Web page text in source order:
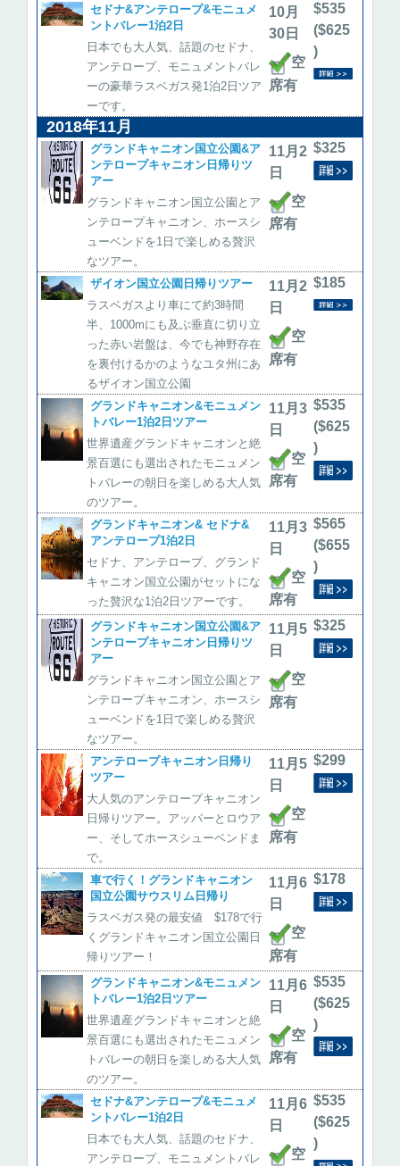
セドナ&アンテロープ&モニュメ
ントバレー1泊2日
日本でも大人気、話題のセドナ、
アンテロープ、モニュメントバレ
ーの豪華ラスベガス発1泊2日ツア
ーです。
10月
30日
空
席有
$535
($625
)
2018年11月
グランドキャニオン国立公園&ア
ンテロープキャニオン日帰りツ
アー
グランドキャニオン国立公園とア
ンテロープキャニオン、ホースシ
ューベンドを1日で楽しめる贅沢
なツアー。
11月2
日
空
席有
$325
ザイオン国立公園日帰りツアー
ラスベガスより車にて約3時間
半、1000mにも及ぶ垂直に切り立
った赤い岩盤は、今でも神野存在
を裏付けるかのようなユタ州にあ
るザイオン国立公園
11月2
日
空
席有
$185
グランドキャニオン&モニュメン
トバレー1泊2日ツアー
世界遺産グランドキャニオンと絶
景百選にも選出されたモニュメン
トバレーの朝日を楽しめる大人気
のツアー。
11月3
日
空
席有
$535
($625
)
グランドキャニオン& セドナ&
アンテロープ1泊2日
セドナ、アンテロープ、グランド
キャニオン国立公園がセットにな
った贅沢な1泊2日ツアーです。
11月3
日
空
席有
$565
($655
)
グランドキャニオン国立公園&ア
ンテロープキャニオン日帰りツ
アー
グランドキャニオン国立公園とア
ンテロープキャニオン、ホースシ
ューベンドを1日で楽しめる贅沢
なツアー。
11月5
日
空
席有
$325
アンテロープキャニオン日帰り
ツアー
大人気のアンテロープキャニオン
日帰りツアー。アッパーとロウア
ー、そしてホースシューベンドま
で。
11月5
日
空
席有
$299
車で行く！グランドキャニオン
国立公園サウスリム日帰り
ラスベガス発の最安値 $178で行
くグランドキャニオン国立公園日
帰りツアー！
11月6
日
空
席有
$178
グランドキャニオン&モニュメン
トバレー1泊2日ツアー
世界遺産グランドキャニオンと絶
景百選にも選出されたモニュメン
トバレーの朝日を楽しめる大人気
のツアー。
11月6
日
空
席有
$535
($625
)
セドナ&アンテロープ&モニュメ
ントバレー1泊2日
日本でも大人気、話題のセドナ、
アンテロープ、モニュメントバレ
11月6
日
空
$535
($625
)